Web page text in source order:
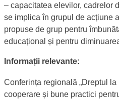
‒ capacitatea elevilor, cadrelor
se implica în grupul de acțiune
propuse de grup pentru
educațional și pentru
Resurse campanie
Informații relevante:
Conferința regională „Dreptul
cooperare și bune practici